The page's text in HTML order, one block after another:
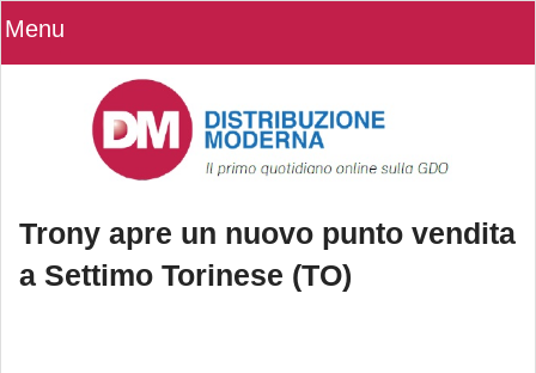
Menu
Trony apre un nuovo punto vendita
a Settimo Torinese (TO)